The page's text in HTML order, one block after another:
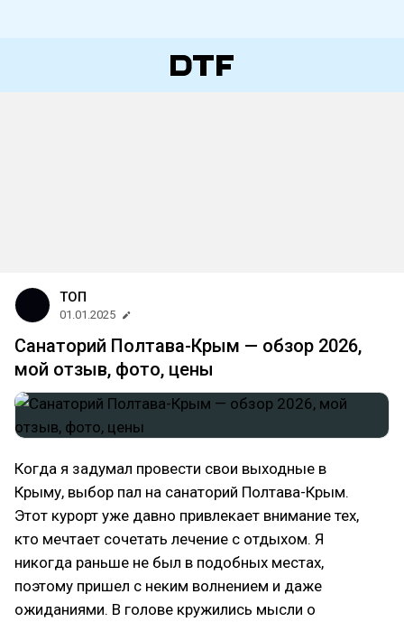
ТОП
01.01.2025
Санаторий Полтава-Крым — обзор 2026,
мой отзыв, фото, цены
Когда я задумал провести свои выходные в
Крыму, выбор пал на санаторий Полтава-Крым.
Этот курорт уже давно привлекает внимание тех,
кто мечтает сочетать лечение с отдыхом. Я
никогда раньше не был в подобных местах,
поэтому пришел с неким волнением и даже
ожиданиями. В голове кружились мысли о